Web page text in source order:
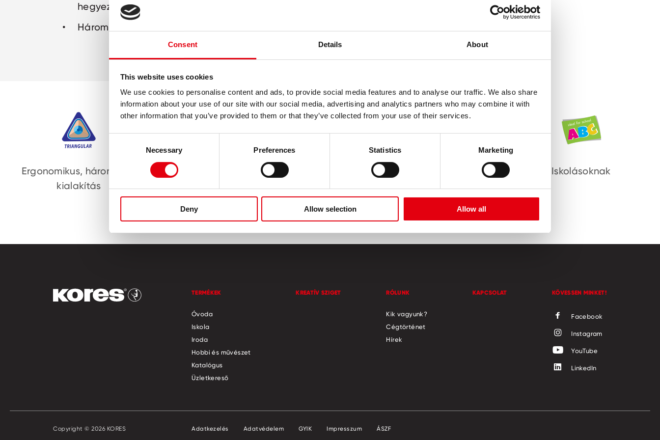
Consent Details About
This website uses cookies
We use cookies to personalise content and ads, to provide social media features and to analyse our traffic. We also share
information about your use of our site with our social media, advertising and analytics partners who may combine it with
other information that you’ve provided to them or that they’ve collected from your use of their services.
Necessary Preferences Statistics Marketing
Deny Allow selection Allow all
hegyezhető
Háromszög kialakítás
Ergonomikus, háromszög
kialakítás
Biztonságos – nem tartalmaz
mérgező anyagokat
Mentsük meg az esőerdőt! Iskolásoknak
TERMÉKEK
Óvoda
Iskola
Iroda
Hobbi és művészet
Katalógus
Üzletkereső
KREATÍV SZIGET RÓLUNK
Kik vagyunk?
Cégtörténet
Hírek
KAPCSOLAT KÖVESSEN MINKET!
Facebook
Instagram
YouTube
LinkedIn
Copyright © 2026 KORES Adatkezelés Adatvédelem GYIK Impresszum ÁSZF